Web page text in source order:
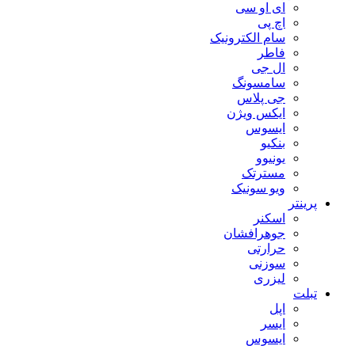
ای او سی
اچ پی
سام الکترونیک
فاطر
ال جی
سامسونگ
جی پلاس
ایکس ویژن
ایسوس
بنکیو
یونیوو
مسترتک
ویو سونیک
پرینتر
اسکنر
جوهرافشان
حرارتی
سوزنی
لیزری
تبلت
اپل
ایسر
ایسوس